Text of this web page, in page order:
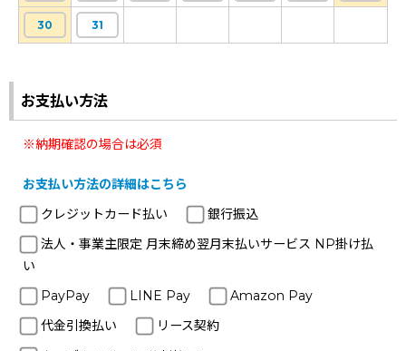
30 31
お支払い方法
※納期確認の場合は必須
お支払い方法の詳細はこちら
クレジットカード払い
銀行振込
法人・事業主限定 月末締め翌月末払いサービス NP掛け払
い
PayPay
LINE Pay
Amazon Pay
代金引換払い
リース契約